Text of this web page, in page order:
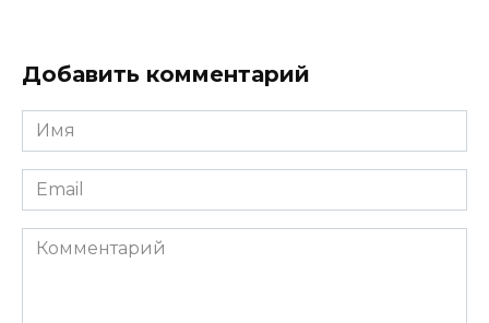
Добавить комментарий
Имя
Email
Комментарий